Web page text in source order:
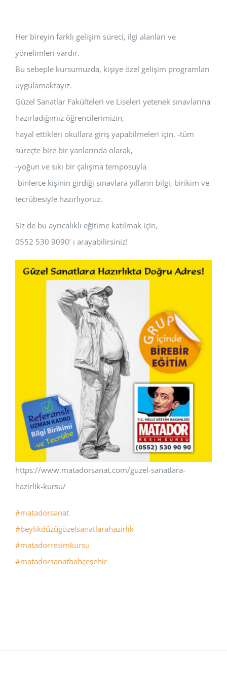
Her bireyin farklı gelişim süreci, ilgi alanları ve
yönelimleri vardır.
Bu sebeple kursumuzda, kişiye özel gelişim programları
uygulamaktayız.
Güzel Sanatlar Fakülteleri ve Liseleri yetenek sınavlarına
hazırladığımız öğrencilerimizin,
hayal ettikleri okullara giriş yapabilmeleri için, -tüm
süreçte bire bir yanlarında olarak,
-yoğun ve sıkı bir çalışma temposuyla
-binlerce kişinin girdiği sınavlara yılların bilgi, birikim ve
tecrübesiyle hazırlıyoruz.
Siz de bu ayrıcalıklı eğitime katılmak için,
0552 530 9090’ ı arayabilirsiniz!
https://www.matadorsanat.com/guzel-sanatlara-
hazirlik-kursu/
#matadorsanat
#beylikdüzügüzelsanatlarahazirlik
#matadorresimkursu
#matadorsanatbahçeşehir